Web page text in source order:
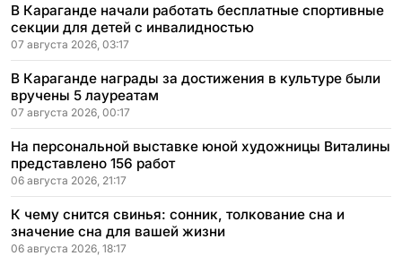
В Караганде начали работать бесплатные спортивные
секции для детей с инвалидностью
07 августа 2026, 03:17
В Караганде награды за достижения в культуре были
вручены 5 лауреатам
07 августа 2026, 00:17
На персональной выставке юной художницы Виталины
представлено 156 работ
06 августа 2026, 21:17
К чему снится свинья: сонник, толкование сна и
значение сна для вашей жизни
06 августа 2026, 18:17